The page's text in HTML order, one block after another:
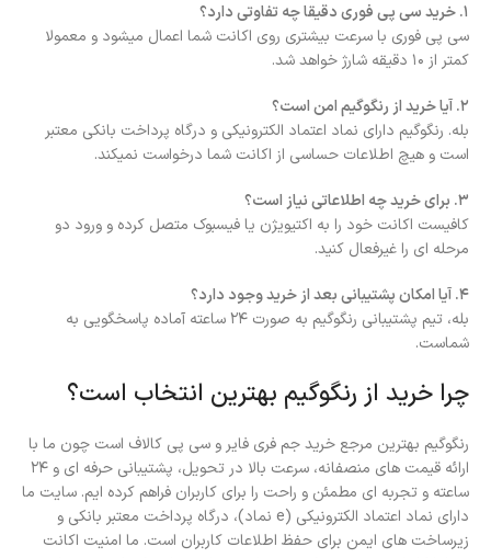
۱. خرید سی پی فوری دقیقا چه تفاوتی دارد؟
سی پی فوری با سرعت بیشتری روی اکانت شما اعمال میشود و معمولا
کمتر از ۱۰ دقیقه شارژ خواهد شد.
۲. آیا خرید از رنگوگیم امن است؟
بله. رنگوگیم دارای نماد اعتماد الکترونیکی و درگاه پرداخت بانکی معتبر
است و هیچ اطلاعات حساسی از اکانت شما درخواست نمیکند.
۳. برای خرید چه اطلاعاتی نیاز است؟
کافیست اکانت خود را به اکتیویژن یا فیسبوک متصل کرده و ورود دو
مرحله ای را غیرفعال کنید.
۴. آیا امکان پشتیبانی بعد از خرید وجود دارد؟
بله، تیم پشتیبانی رنگوگیم به صورت ۲۴ ساعته آماده پاسخگویی به
شماست.
چرا خرید از رنگوگیم بهترین انتخاب است؟
رنگوگیم بهترین مرجع خرید جم فری فایر و سی پی کالاف است چون ما با
ارائه قیمت های منصفانه، سرعت بالا در تحویل، پشتیبانی حرفه ای و ۲۴
ساعته و تجربه ای مطمئن و راحت را برای کاربران فراهم کرده ایم. سایت ما
دارای نماد اعتماد الکترونیکی (e نماد)، درگاه پرداخت معتبر بانکی و
زیرساخت های ایمن برای حفظ اطلاعات کاربران است. ما امنیت اکانت